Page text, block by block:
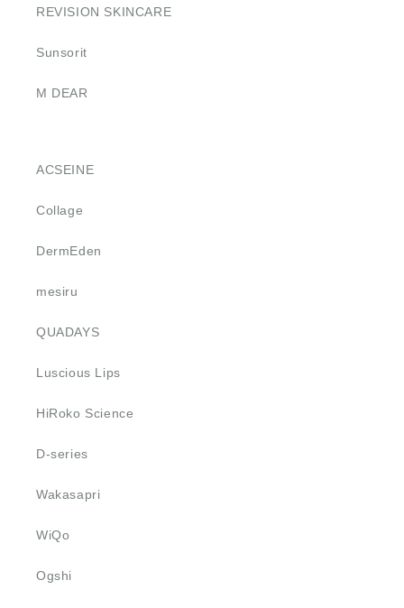
REVISION SKINCARE
Sunsorit
M DEAR
ACSEINE
Collage
DermEden
mesiru
QUADAYS
Luscious Lips
HiRoko Science
D-series
Wakasapri
WiQo
Ogshi